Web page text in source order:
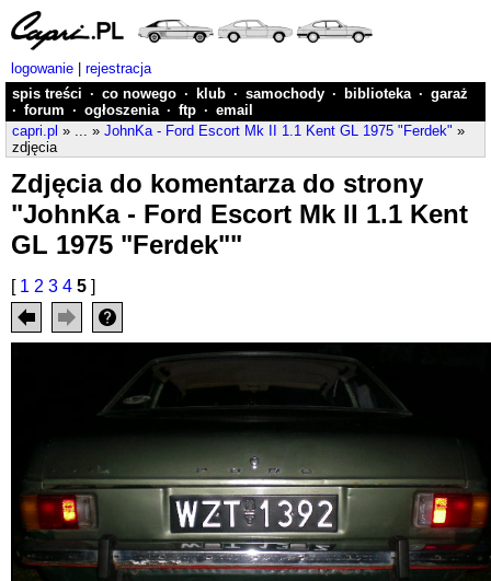
logowanie
rejestracja
spis treści · co nowego · klub · samochody · biblioteka · garaż
· forum · ogłoszenia · ftp · email
capri.pl » ... » JohnKa - Ford Escort Mk II 1.1 Kent GL 1975 "Ferdek" »
zdjęcia
Zdjęcia do komentarza do strony
"JohnKa - Ford Escort Mk II 1.1 Kent
GL 1975 "Ferdek""
[ 1 2 3 4 5 ]